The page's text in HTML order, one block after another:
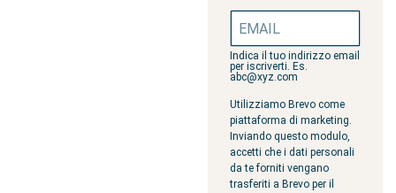
Indica il tuo indirizzo email
per iscriverti. Es.
abc@xyz.com
Utilizziamo Brevo come
piattaforma di marketing.
Inviando questo modulo,
accetti che i dati personali
da te forniti vengano
trasferiti a Brevo per il